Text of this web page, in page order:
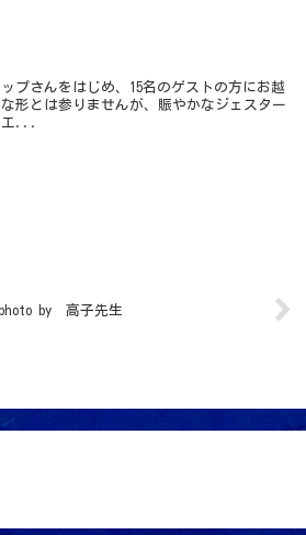
プさんをはじめ、15名のゲストの方にお越
形とは参りませんが、賑やかなジェスター
エ...
by 高子先生